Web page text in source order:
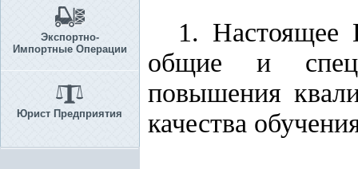
Экспортно-
Импортные Операции
Юрист Предприятия
1. Настоящее
общие и
повышения
качества